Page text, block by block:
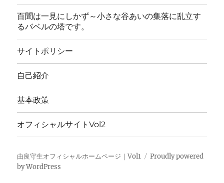
百聞は一見にしかず～小さな谷あいの集落に乱立す
るバベルの塔です。
サイトポリシー
自己紹介
基本政策
オフィシャルサイトVol2
由良守生オフィシャルホームページ｜Vol1
Proudly powered
by WordPress